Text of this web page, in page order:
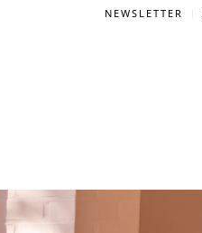
NEWSLETTER